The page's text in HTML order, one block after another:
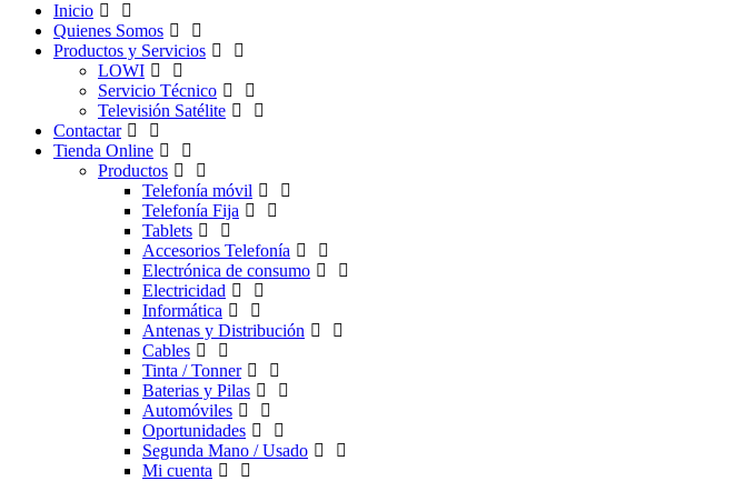
Inicio
Quienes Somos
Productos y Servicios
LOWI
Servicio Técnico
Televisión Satélite
Contactar
Tienda Online
Productos
Telefonía móvil
Telefonía Fija
Tablets
Accesorios Telefonía
Electrónica de consumo
Electricidad
Informática
Antenas y Distribución
Cables
Tinta / Tonner
Baterias y Pilas
Automóviles
Oportunidades
Segunda Mano / Usado
Mi cuenta